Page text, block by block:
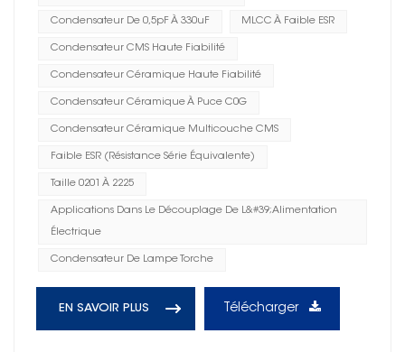
Condensateur De 0,5pF À 330uF MLCC À Faible ESR
Condensateur CMS Haute Fiabilité
Condensateur Céramique Haute Fiabilité
Condensateur Céramique À Puce C0G
Condensateur Céramique Multicouche CMS
Faible ESR (résistance Série Équivalente)
Taille 0201 À 2225
Applications Dans Le Découplage De L&#39;alimentation
Électrique
Condensateur De Lampe Torche
EN SAVOIR PLUS Télécharger